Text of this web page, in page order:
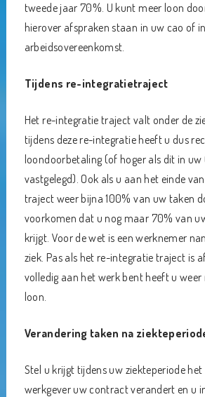
tweede jaar 70%. U kunt meer loon
hierover afspraken staan in uw cao of
arbeidsovereenkomst.
Tijdens re-integratietraject
Het re-integratie traject valt onder de
tijdens deze re-integratie heeft u dus
loondoorbetaling (of hoger als dit in uw
vastgelegd). Ook als u aan het einde
traject weer bijna 100% van uw taken
voorkomen dat u nog maar 70% van
krijgt. Voor de wet is een werknemer
ziek. Pas als het re-integratie traject is
volledig aan het werk bent heeft u weer
loon.
Verandering taken na
Stel u krijgt tijdens uw ziekteperiode
werkgever uw contract verandert en u